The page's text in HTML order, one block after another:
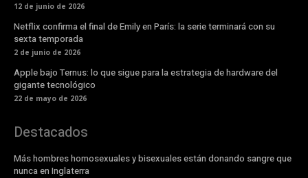
12 de junio de 2026
Netflix confirma el final de Emily en París: la serie terminará con su
sexta temporada
2 de junio de 2026
Apple bajo Ternus: lo que sigue para la estrategia de hardware del
gigante tecnológico
22 de mayo de 2026
Destacados
Más hombres homosexuales y bisexuales están donando sangre que
nunca en Inglaterra